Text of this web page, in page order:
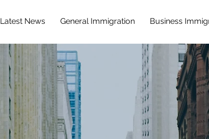
Latest News General Immigration Business